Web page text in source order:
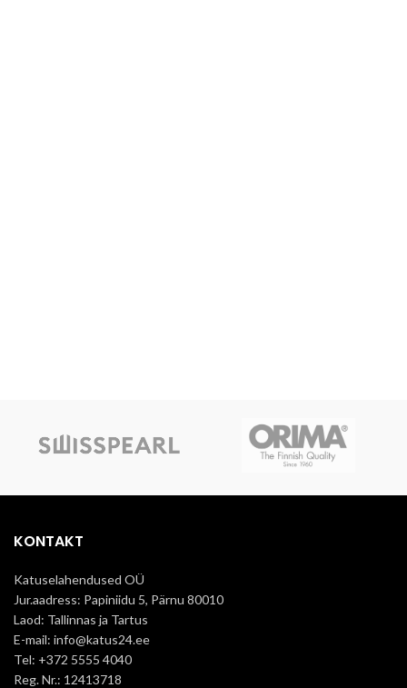
KONTAKT
Katuselahendused OÜ
Jur.aadress: Papiniidu 5, Pärnu 80010
Laod: Tallinnas ja Tartus
E-mail: info@katus24.ee
Tel: +372 5555 4040
Reg. Nr.: 12413718